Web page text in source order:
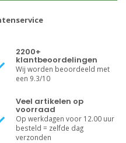
2200+
klantbeoordelingen
Wij worden beoordeeld met
een 9.3/10
Veel artikelen op
voorraad
Op werkdagen voor 12.00 uur
besteld = zelfde dag
verzonden